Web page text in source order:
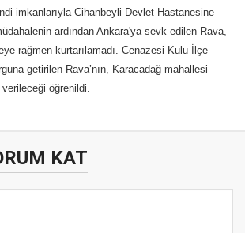
imkanlarıyla Cihanbeyli Devlet Hastanesine
ardından Ankara'ya sevk edilen Rava,
rağmen kurtarılamadı. Cenazesi Kulu İlçe
getirilen Rava’nın, Karacadağ mahallesi
verileceği öğrenildi.
KAT